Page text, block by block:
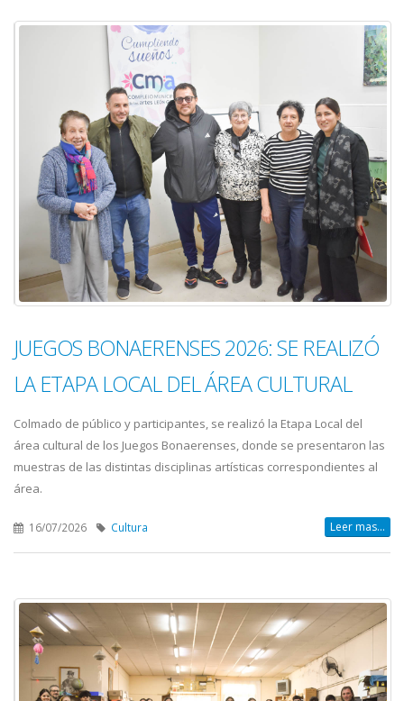
JUEGOS BONAERENSES 2026: SE REALIZÓ
LA ETAPA LOCAL DEL ÁREA CULTURAL
Colmado de público y participantes, se realizó la Etapa Local del
área cultural de los Juegos Bonaerenses, donde se presentaron las
muestras de las distintas disciplinas artísticas correspondientes al
área.
16/07/2026 Cultura Leer mas...